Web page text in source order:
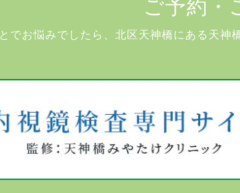
ご予約・
でお悩みでしたら、北区天神橋にある天神